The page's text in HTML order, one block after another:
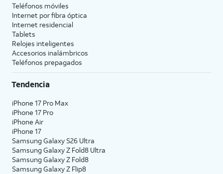
Teléfonos móviles
Internet por fibra óptica
Internet residencial
Tablets
Relojes inteligentes
Accesorios inalámbricos
Teléfonos prepagados
Tendencia
iPhone 17 Pro Max
iPhone 17 Pro
iPhone Air
iPhone 17
Samsung Galaxy S26 Ultra
Samsung Galaxy Z Fold8 Ultra
Samsung Galaxy Z Fold8
Samsung Galaxy Z Flip8